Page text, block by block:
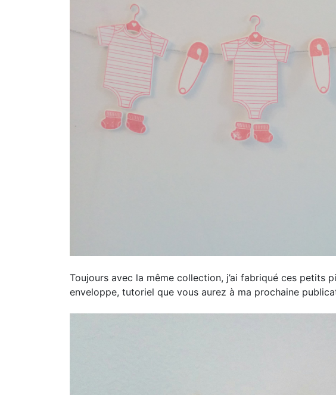
Toujours avec la même collection, j’ai fabriqué ces petits
enveloppe, tutoriel que vous aurez à ma prochaine